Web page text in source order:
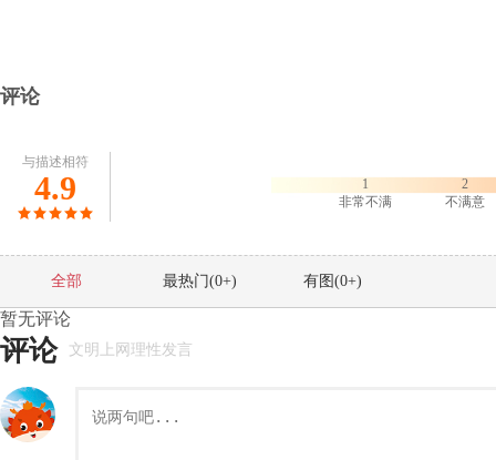
评论
与描述相符
4.9
1
非常不满
2
不满意
全部 最热门(0+) 有图(0+)
暂无评论
评论 文明上网理性发言